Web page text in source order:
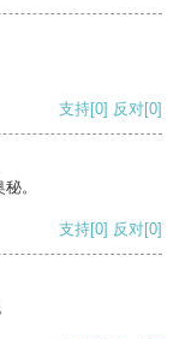
支持[0] 反对[0]
。
支持[0] 反对[0]